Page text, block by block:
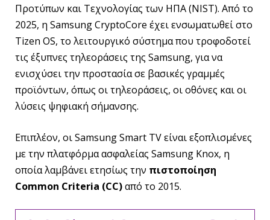
Προτύπων και Τεχνολογίας των ΗΠΑ (NIST). Από το
2025, η Samsung CryptoCore έχει ενσωματωθεί στο
Tizen OS, το λειτουργικό σύστημα που τροφοδοτεί
τις έξυπνες τηλεοράσεις της Samsung, για να
ενισχύσει την προστασία σε βασικές γραμμές
προϊόντων, όπως οι τηλεοράσεις, οι οθόνες και οι
λύσεις ψηφιακή σήμανσης.
Επιπλέον, οι Samsung Smart TV είναι εξοπλισμένες
με την πλατφόρμα ασφαλείας Samsung Knox, η
οποία λαμβάνει ετησίως την πιστοποίηση
Common Criteria (CC)από το 2015.